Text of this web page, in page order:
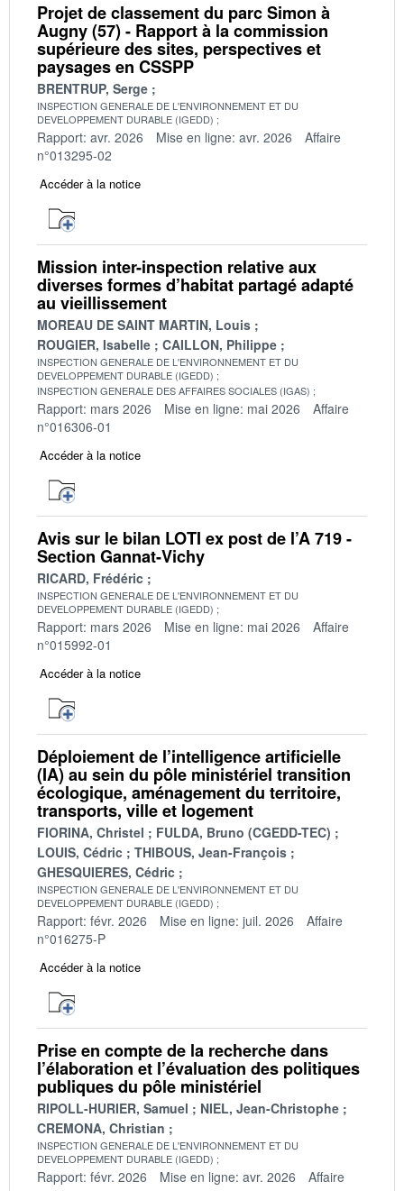
Projet de classement du parc Simon à
Augny (57) - Rapport à la commission
supérieure des sites, perspectives et
paysages en CSSPP
BRENTRUP, Serge
INSPECTION GENERALE DE L'ENVIRONNEMENT ET DU
DEVELOPPEMENT DURABLE (IGEDD)
Rapport: avr. 2026 Mise en ligne: avr. 2026
Affaire
n°013295-02
Accéder à la notice
Mission inter-inspection relative aux
diverses formes d’habitat partagé adapté
au vieillissement
MOREAU DE SAINT MARTIN, Louis
ROUGIER, Isabelle
CAILLON, Philippe
INSPECTION GENERALE DE L'ENVIRONNEMENT ET DU
DEVELOPPEMENT DURABLE (IGEDD)
INSPECTION GENERALE DES AFFAIRES SOCIALES (IGAS)
Rapport: mars 2026 Mise en ligne: mai 2026
Affaire
n°016306-01
Accéder à la notice
Avis sur le bilan LOTI ex post de l’A 719 -
Section Gannat-Vichy
RICARD, Frédéric
INSPECTION GENERALE DE L'ENVIRONNEMENT ET DU
DEVELOPPEMENT DURABLE (IGEDD)
Rapport: mars 2026 Mise en ligne: mai 2026
Affaire
n°015992-01
Accéder à la notice
Déploiement de l’intelligence artificielle
(IA) au sein du pôle ministériel transition
écologique, aménagement du territoire,
transports, ville et logement
FIORINA, Christel
FULDA, Bruno (CGEDD-TEC)
LOUIS, Cédric
THIBOUS, Jean-François
GHESQUIERES, Cédric
INSPECTION GENERALE DE L'ENVIRONNEMENT ET DU
DEVELOPPEMENT DURABLE (IGEDD)
Rapport: févr. 2026 Mise en ligne: juil. 2026
Affaire
n°016275-P
Accéder à la notice
Prise en compte de la recherche dans
l’élaboration et l’évaluation des politiques
publiques du pôle ministériel
RIPOLL-HURIER, Samuel
NIEL, Jean-Christophe
CREMONA, Christian
INSPECTION GENERALE DE L'ENVIRONNEMENT ET DU
DEVELOPPEMENT DURABLE (IGEDD)
Rapport: févr. 2026 Mise en ligne: avr. 2026
Affaire